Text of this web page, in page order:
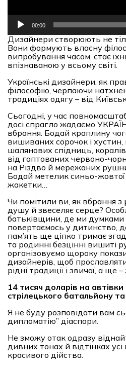
00:00
Дизайнери створюють не
Вони формують власну
випробування часом, стає
впізнаваною у всьому світі.
Українські дизайнери, як
філософію, черпаючи
традиціях одягу – від
Сьогодні, у час
досі спрагло жадаємо
вбрання. Бодай краплину
вишиваних сорочок і
шалянових спідниць,
від гаптованих червоно-
на Різдво й мережаних
Бодай метелик синьо-жовтої
жакетки…
Чи помітили ви, як вбрання
душу й звеселяє серце?
батьківщини, де ми думками
повертаємось у дитинство,
пам’ять ще ціпко тримає
та родинні безцінні вишиті
організовуємо щороку
дизайнерів, щоб
рідні традиції і звичаї, а ще
14 тисяч доларів на
стрілецького батальйону
Я не буду розповідати вам
дипломатію” діаспори.
Не зможу отак одразу
дивних тонах й відтінках
красивого дійства.